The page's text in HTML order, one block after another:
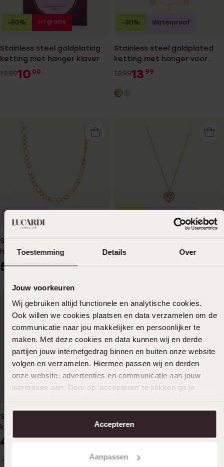
Toestemming Details Over
Jouw voorkeuren
Wij gebruiken altijd functionele en analytische cookies.
Ook willen we cookies plaatsen en data verzamelen om de
communicatie naar jou makkelijker en persoonlijker te
maken. Met deze cookies en data kunnen wij en derde
partijen jouw internetgedrag binnen en buiten onze website
volgen en verzamelen. Hiermee passen wij en derden
onze website, advertenties en communicatie aan jouw
interesses aan. Door op ‘accepteren’ te klikken ga je
aanpassen. Lees er meer over in onscookiebeleid.
Accepteren
Aanpassen
Stainless steel goldplating
ketting met hanger klaver
19.9910 00
-50% 1+1 gratis
Stainless steel goldplated
ketting met hanger voor
dames
19.9913 99
-30% Waterproof
Stainless steel goldplated
herenschakelketting
5999
ketting met hanger hart
Stainless steel goldplated
ketting met hanger met
kristal voor dames
4999
Duurzamer
kinderschakelketting
3999
Duurzamer